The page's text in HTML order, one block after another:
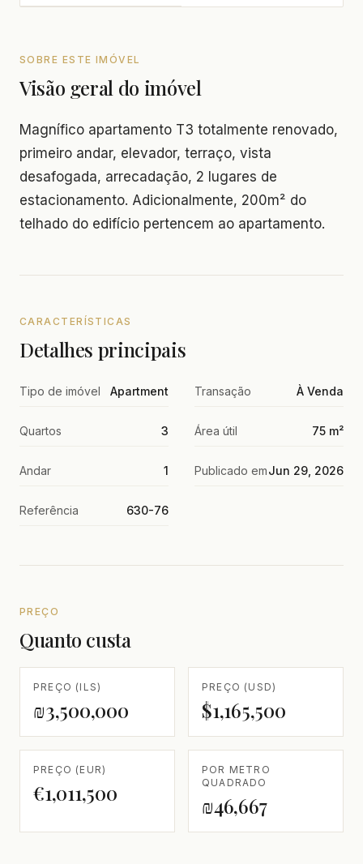
SOBRE ESTE IMÓVEL
Visão geral do imóvel
Magnífico apartamento T3 totalmente renovado,
primeiro andar, elevador, terraço, vista
desafogada, arrecadação, 2 lugares de
estacionamento. Adicionalmente, 200m² do
telhado do edifício pertencem ao apartamento.
CARACTERÍSTICAS
Detalhes principais
Tipo de imóvel Apartment Transação À Venda
Quartos 3 Área útil 75 m²
Andar 1 Publicado emJun 29, 2026
Referência 630-76
PREÇO
Quanto custa
PREÇO (ILS)
₪3,500,000
PREÇO (USD)
$1,165,500
PREÇO (EUR)
€1,011,500
POR METRO
QUADRADO
₪46,667